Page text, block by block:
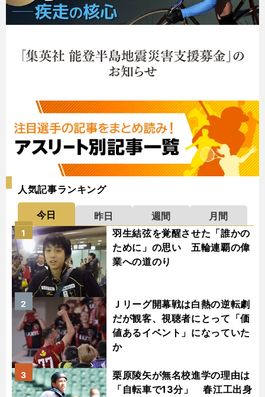
人気記事ランキング
今日 昨日 週間
月間
羽生結弦を覚醒させた「誰かの
ために」の思い 五輪連覇の偉
業への道のり
1
Ｊリーグ開幕戦は白熱の逆転劇
だが観客、視聴者にとって「価
値あるイベント」になっていた
か
2
栗原陵矢が無名校進学の理由は
「自転車で13分」 春江工出身
3